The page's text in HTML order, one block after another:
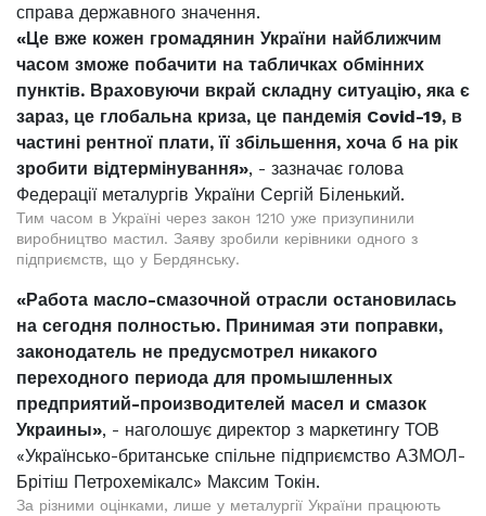
справа державного значення.
«Це вже кожен громадянин України найближчим
часом зможе побачити на табличках обмінних
пунктів. Враховуючи вкрай складну ситуацію, яка є
зараз, це глобальна криза, це пандемія Covid-19, в
частині рентної плати, її збільшення, хоча б на рік
зробити відтермінування», - зазначає голова
Федерації металургів України Сергій Біленький.
Тим часом в Україні через закон 1210 уже призупинили
виробництво мастил. Заяву зробили керівники одного з
підприємств, що у Бердянську.
«Работа масло-смазочной отрасли остановилась
на сегодня полностью. Принимая эти поправки,
законодатель не предусмотрел никакого
переходного периода для промышленных
предприятий-производителей масел и смазок
Украины», - наголошує директор з маркетингу ТОВ
«Українсько-британське спільне підприємство АЗМОЛ-
Брітіш Петрохемікалс» Максим Токін.
За різними оцінками, лише у металургії України працюють